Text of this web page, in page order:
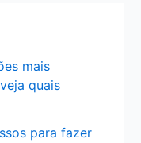
mais
quais
para fazer